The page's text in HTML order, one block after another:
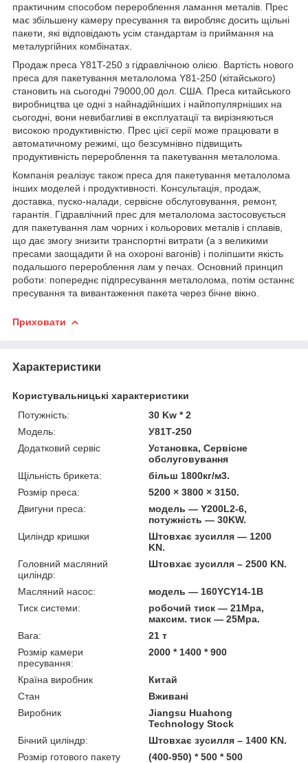
практичним способом перероблення ламання металів. Прес
має збільшену камеру пресування та виробляє досить щільні
пакети, які відповідають усім стандартам із приймання на
металургійних комбінатах.
Продаж преса Y81T-250 з гідравлічною олією. Вартість нового
преса для пакетування металолома Y81-250 (кітайського)
становить на сьогодні 79000,00 дол. США. Преса китайського
виробництва це одні з найнадійніших і найпопулярніших на
сьогодні, вони невибагливі в експлуатації та вирізняються
високою продуктивністю. Прес цієї серії може працювати в
автоматичному режимі, що безсумнівно підвищить
продуктивність перероблення та пакетування металолома.
Компанія реалізує також преса для пакетування металолома
інших моделей і продуктивності. Консультація, продаж,
доставка, пуско-налади, сервісне обслуговування, ремонт,
гарантія. Гідравлічний прес для металолома застосовується
для пакетування лам чорних і кольорових металів і сплавів,
що дає змогу знизити транспортні витрати (а з великими
пресами заощадити й на охороні вагонів) і поліпшити якість
подальшого перероблення лам у печах. Основний принцип
роботи: попереднє підпресування металолома, потім останнє
пресування та вивантаження пакета через бічне вікно.
Приховати
Характеристики
Користувальницькі характеристики
Потужність:
30 Kw * 2
Модель:
У81Т-250
Додатковий сервіс
Установка, Сервісне
обслуговування
Щільність брикета:
більш 1800кг/м3.
Розмір преса:
5200 × 3800 × 3150.
Двигуни преса:
модель — Y200L2-6,
потужність — 30KW.
Циліндр кришки
Штовхає зусилля — 1200
KN.
Головний масляний
циліндр:
Штовхає зусилля – 2500 KN.
Масляний насос:
модель — 160YCY14-1B
Тиск системи:
робочий тиск — 21Mpa,
максим. тиск — 25Mpa.
Вага:
21 т
Розмір камери
пресування:
2000 * 1400 * 900
Країна виробник
Китай
Стан
Вживані
Виробник
Jiangsu Huahong
Technology Stock
Бічний циліндр:
Штовхає зусилля – 1400 KN.
Розмір готового пакету
(400-950) * 500 * 500